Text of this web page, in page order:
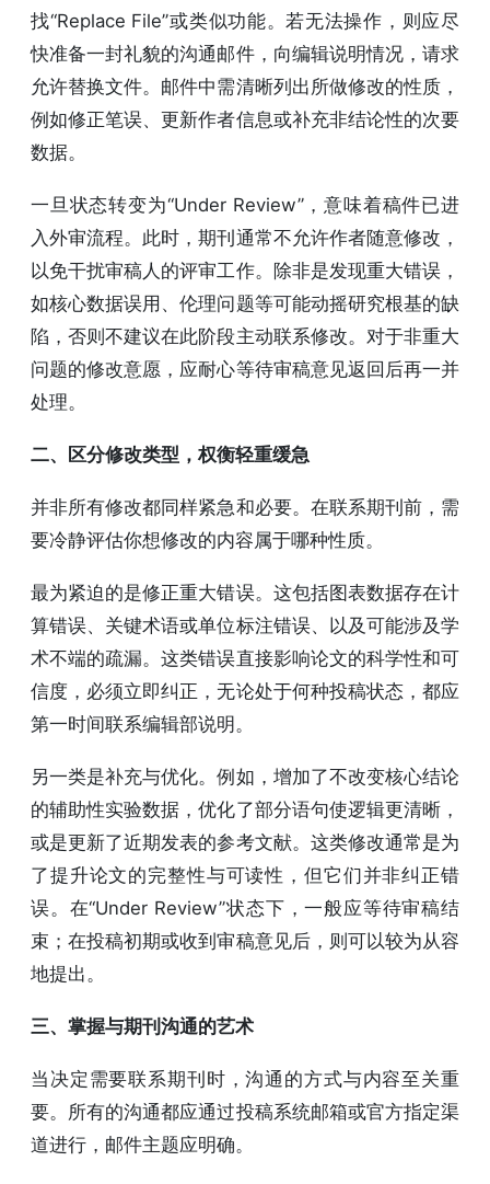
找“Replace File”或类似功能。若无法操作，则应尽
快准备一封礼貌的沟通邮件，向编辑说明情况，请求
允许替换文件。邮件中需清晰列出所做修改的性质，
例如修正笔误、更新作者信息或补充非结论性的次要
数据。
一旦状态转变为“Under Review”，意味着稿件已进
入外审流程。此时，期刊通常不允许作者随意修改，
以免干扰审稿人的评审工作。除非是发现重大错误，
如核心数据误用、伦理问题等可能动摇研究根基的缺
陷，否则不建议在此阶段主动联系修改。对于非重大
问题的修改意愿，应耐心等待审稿意见返回后再一并
处理。
二、区分修改类型，权衡轻重缓急
并非所有修改都同样紧急和必要。在联系期刊前，需
要冷静评估你想修改的内容属于哪种性质。
最为紧迫的是修正重大错误。这包括图表数据存在计
算错误、关键术语或单位标注错误、以及可能涉及学
术不端的疏漏。这类错误直接影响论文的科学性和可
信度，必须立即纠正，无论处于何种投稿状态，都应
第一时间联系编辑部说明。
另一类是补充与优化。例如，增加了不改变核心结论
的辅助性实验数据，优化了部分语句使逻辑更清晰，
或是更新了近期发表的参考文献。这类修改通常是为
了提升论文的完整性与可读性，但它们并非纠正错
误。在“Under Review”状态下，一般应等待审稿结
束；在投稿初期或收到审稿意见后，则可以较为从容
地提出。
三、掌握与期刊沟通的艺术
当决定需要联系期刊时，沟通的方式与内容至关重
要。所有的沟通都应通过投稿系统邮箱或官方指定渠
道进行，邮件主题应明确。